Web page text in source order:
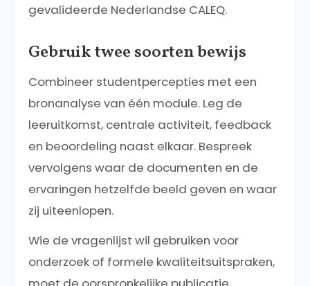
gevalideerde Nederlandse CALEQ.
Gebruik twee soorten bewijs
Combineer studentpercepties met een
bronanalyse van één module. Leg de
leeruitkomst, centrale activiteit, feedback
en beoordeling naast elkaar. Bespreek
vervolgens waar de documenten en de
ervaringen hetzelfde beeld geven en waar
zij uiteenlopen.
Wie de vragenlijst wil gebruiken voor
onderzoek of formele kwaliteitsuitspraken,